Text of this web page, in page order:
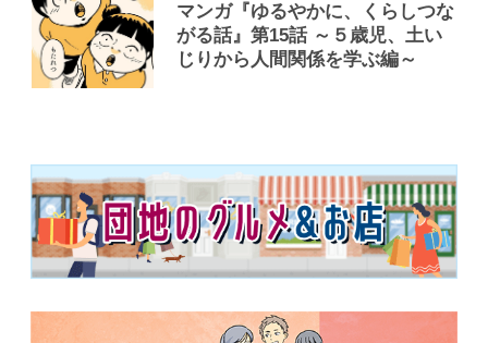
マンガ『ゆるやかに、くらしつな
がる話』第15話 ～５歳児、土い
じりから人間関係を学ぶ編～